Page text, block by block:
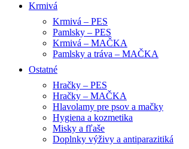
Krmivá
Krmivá – PES
Pamlsky – PES
Krmivá – MAČKA
Pamlsky a tráva – MAČKA
Ostatné
Hračky – PES
Hračky – MAČKA
Hlavolamy pre psov a mačky
Hygiena a kozmetika
Misky a fľaše
Doplnky výživy a antiparazitiká